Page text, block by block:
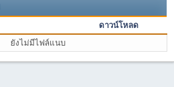
ดาวน์โหลด
ยังไม่มีไฟล์แนบ